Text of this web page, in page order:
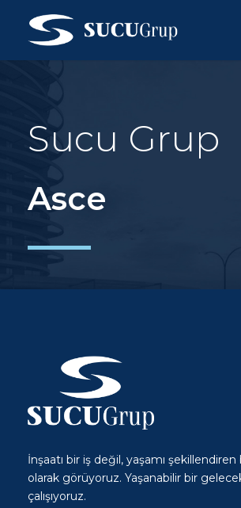
Sucu Grup
Asce
İnşaatı bir iş değil, yaşamı
olarak görüyoruz. Yaşanabilir bir
çalışıyoruz.